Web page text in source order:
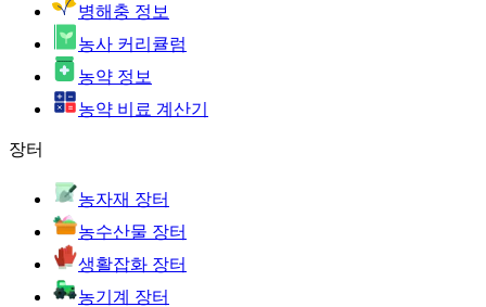
병해충 정보
농사 커리큘럼
농약 정보
농약 비료 계산기
장터
농자재 장터
농수산물 장터
생활잡화 장터
농기계 장터